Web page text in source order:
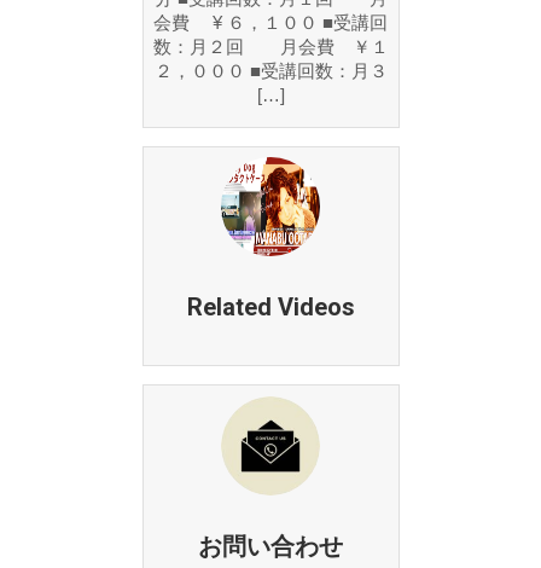
会費 ¥ ６，１００ ■受講回
数：月２回 月会費 ￥１
２，０００ ■受講回数：月３
[…]
Related Videos
お問い合わせ